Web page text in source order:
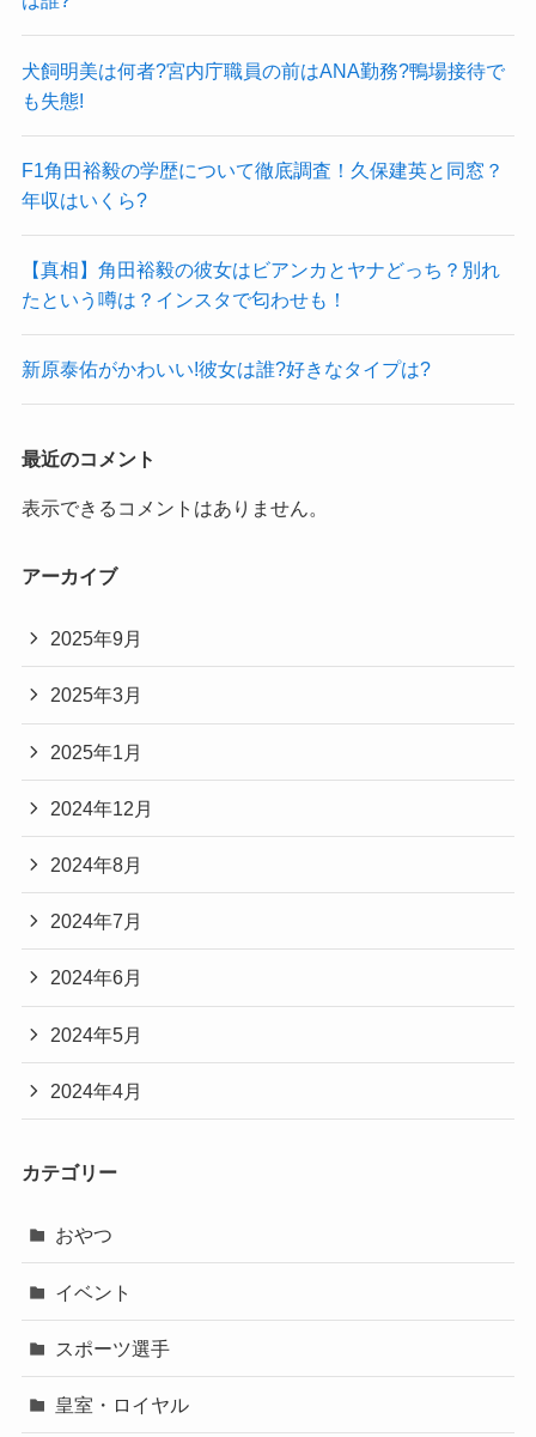
犬飼明美は何者?宮内庁職員の前はANA勤務?鴨場接待で
も失態!
F1角田裕毅の学歴について徹底調査！久保建英と同窓？
年収はいくら?
【真相】角田裕毅の彼女はビアンカとヤナどっち？別れ
たという噂は？インスタで匂わせも！
新原泰佑がかわいい!彼女は誰?好きなタイプは?
最近のコメント
表示できるコメントはありません。
アーカイブ
2025年9月
2025年3月
2025年1月
2024年12月
2024年8月
2024年7月
2024年6月
2024年5月
2024年4月
カテゴリー
おやつ
イベント
スポーツ選手
皇室・ロイヤル